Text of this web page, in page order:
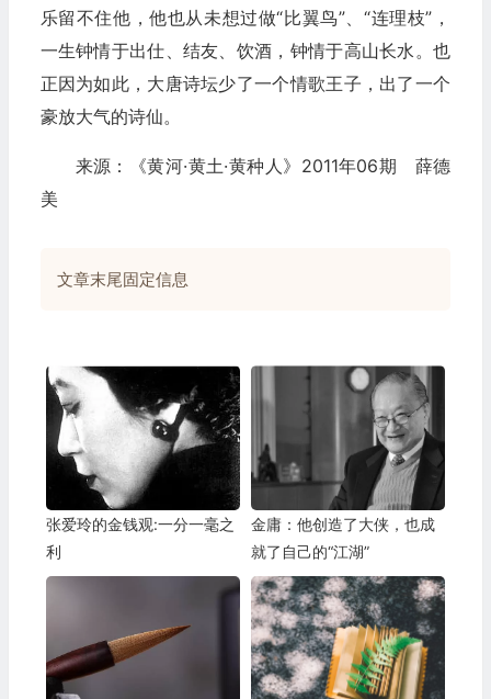
乐留不住他，他也从未想过做“比翼鸟”、“连理枝”，
一生钟情于出仕、结友、饮酒，钟情于高山长水。也
正因为如此，大唐诗坛少了一个情歌王子，出了一个
豪放大气的诗仙。
来源：《黄河·黄土·黄种人》2011年06期 薛德
美
文章末尾固定信息
张爱玲的金钱观:一分一毫之
利
金庸：他创造了大侠，也成
就了自己的“江湖”